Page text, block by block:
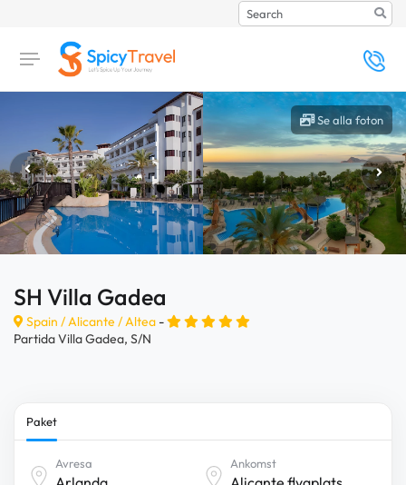
Search
Se alla foton
SH Villa Gadea
Spain /Alicante /Altea -
Partida Villa Gadea, S/N
Paket
Avresa Ankomst